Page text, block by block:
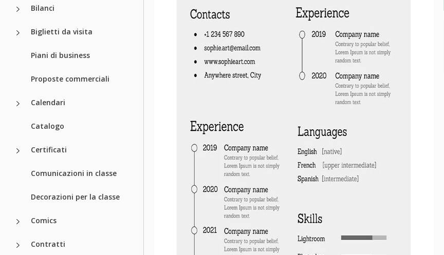
Bilanci
Biglietti da visita
Piani di business
Proposte commerciali
Calendari
Catalogo
Certificati
Comunicazioni in classe
Decorazioni per la classe
Comics
Contratti